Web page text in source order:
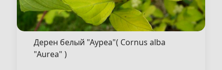
Дерен белый "Ауреа"( Cornus alba
"Aurea" )